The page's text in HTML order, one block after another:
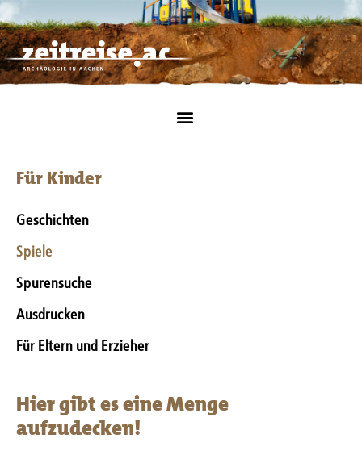
Für Kinder
Geschichten
Spiele
Spurensuche
Ausdrucken
Für Eltern und Erzieher
Hier gibt es eine Menge
aufzudecken!